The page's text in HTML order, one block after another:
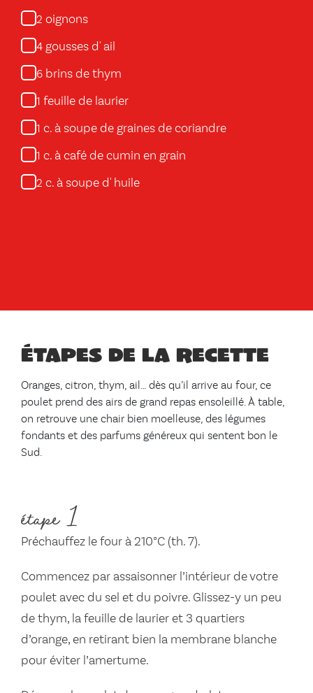
2 oignons
4 gousses d' ail
6 brins de thym
1 feuille de laurier
1 c. à soupe de graines de coriandre
1 c. à café de cumin en grain
2 c. à soupe d' huile
Étapes de la recette
Oranges, citron, thym, ail… dès qu’il arrive au four, ce
poulet prend des airs de grand repas ensoleillé. À table,
on retrouve une chair bien moelleuse, des légumes
fondants et des parfums généreux qui sentent bon le
Sud.
étape 1
Préchauffez le four à 210°C (th. 7).
Commencez par assaisonner l’intérieur de votre
poulet avec du sel et du poivre. Glissez-y un peu
de thym, la feuille de laurier et 3 quartiers
d’orange, en retirant bien la membrane blanche
pour éviter l’amertume.